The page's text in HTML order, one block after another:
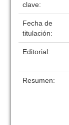
clave:
Fecha de
titulación:
Editorial:
Resumen: